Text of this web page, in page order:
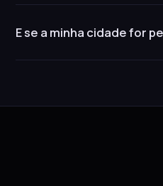
E se a minha cidade for